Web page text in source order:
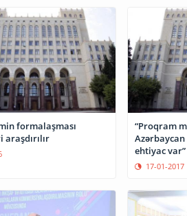
formalaşması
problemləri araşdırılır
“Proqram
ehtiyac var”
17-01-2017